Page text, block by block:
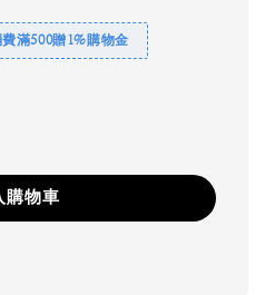
費滿500贈1%購物金
購物車